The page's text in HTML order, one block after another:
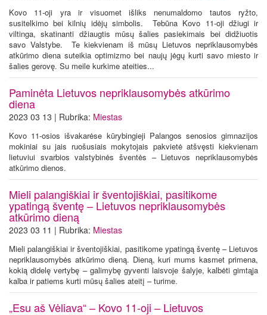
Kovo 11-oji yra ir visuomet išliks nenumaldomo tautos ryžto,
susitelkimo bei kilnių idėjų simbolis. Tebūna Kovo 11-oji džiugi ir
viltinga, skatinanti džiaugtis mūsų šalies pasiekimais bei didžiuotis
savo Valstybe. Te kiekvienam iš mūsų Lietuvos nepriklausomybės
atkūrimo diena suteikia optimizmo bei naujų jėgų kurti savo miesto ir
šalies gerovę. Su meile kurkime ateities...
Paminėta Lietuvos nepriklausomybės atkūrimo
diena
2023 03 13 | Rubrika: Miestas
Kovo 11-osios išvakarėse kūrybingieji Palangos senosios gimnazijos
mokiniai su jais ruošusiais mokytojais pakvietė atšvęsti kiekvienam
lietuviui svarbios valstybinės šventės – Lietuvos nepriklausomybės
atkūrimo dienos.
Mieli palangiškiai ir šventojiškiai, pasitikome
ypatingą šventę – Lietuvos nepriklausomybės
atkūrimo dieną
2023 03 11 | Rubrika: Miestas
Mieli palangiškiai ir šventojiškiai, pasitikome ypatingą šventę – Lietuvos
nepriklausomybės atkūrimo dieną. Dieną, kuri mums kasmet primena,
kokią didelę vertybę – galimybę gyventi laisvoje šalyje, kalbėti gimtąja
kalba ir patiems kurti mūsų šalies ateitį – turime.
„Esu aš Vėliava“ – Kovo 11-oji – Lietuvos